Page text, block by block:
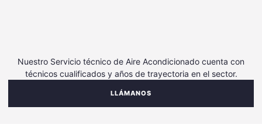
Nuestro Servicio técnico de Aire Acondicionado cuenta con
técnicos cualificados y años de trayectoria en el sector.
LLÁMANOS